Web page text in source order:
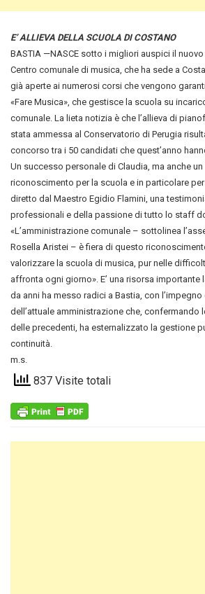
E’ ALLIEVA DELLA SCUOLA DI COSTANO
BASTIA —NASCE sotto i migliori auspici il
Centro comunale di musica, che ha sede a
già aperte ai numerosi corsi che vengono
«Fare Musica», che gestisce la scuola su
comunale. La lieta notizia è che l’allieva di
stata ammessa al Conservatorio di Perugia
concorso tra i 50 candidati che quest’anno
Un successo personale di Claudia, ma anche
riconoscimento per la scuola e in particolare
diretto dal Maestro Egidio Flamini, una
professionali e della passione di tutto lo staff
«L’amministrazione comunale – sottolinea
Rosella Aristei – è fiera di questo
valorizzare la scuola di musica, pur nelle
affronta ogni giorno». E’ una risorsa importante
da anni ha messo radici a Bastia, con l’impegno
dell’attuale amministrazione che, confermando
delle precedenti, ha esternalizzato la gestione
continuità.
m.s.
837 Visite totali